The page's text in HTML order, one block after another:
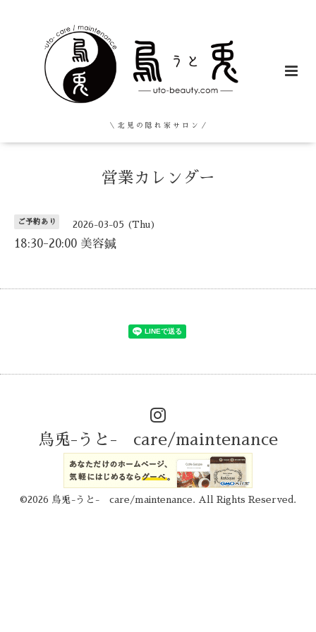
＼ 北 見 の 隠 れ 家 サ ロ ン ／
営業カレンダー
ご予約あり 2026-03-05 (Thu)
18:30-20:00 美容鍼
烏兎-うと- care/maintenance
©2026 烏兎-うと- care/maintenance . All Rights Reserved.